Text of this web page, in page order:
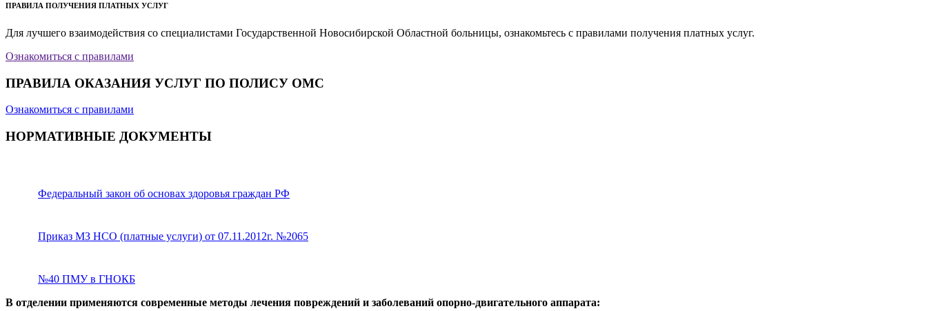
ПРАВИЛА ПОЛУЧЕНИЯ ПЛАТНЫХ УСЛУГ
Для лучшего взаимодействия со специалистами Государственной Новосибирской Областной больницы, ознакомьтесь с правилами получения платных услуг.
Ознакомиться с правилами
ПРАВИЛА ОКАЗАНИЯ УСЛУГ ПО ПОЛИСУ ОМС
Ознакомиться с правилами
НОРМАТИВНЫЕ ДОКУМЕНТЫ
Федеральный закон об основах здоровья граждан РФ
Приказ МЗ НСО (платные услуги) от 07.11.2012г. №2065
№40 ПМУ в ГНОКБ
В отделении применяются современные методы лечения повреждений и заболеваний опорно-двигательного аппарата: